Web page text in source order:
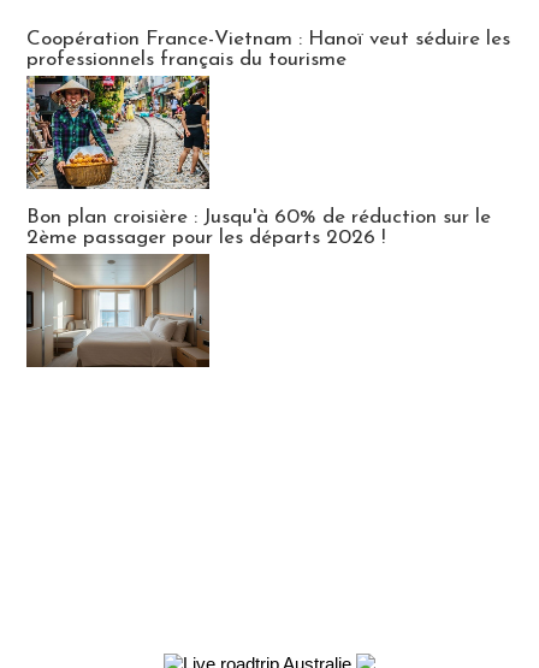
Coopération France-Vietnam : Hanoï veut séduire les
professionnels français du tourisme
Bon plan croisière : Jusqu'à 60% de réduction sur le
2ème passager pour les départs 2026 !